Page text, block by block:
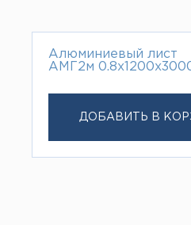
Алюминиевый лист
АМГ2м
ДОБАВИТЬ В